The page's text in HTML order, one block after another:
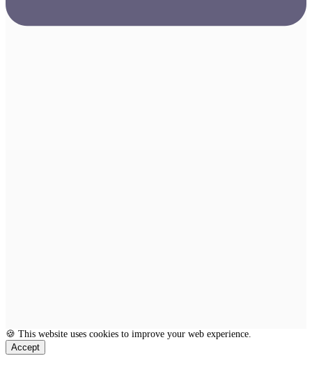
🍪 This website uses cookies to improve your web experience.
Accept